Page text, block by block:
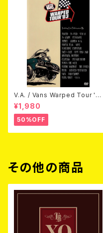
V.A. / Vans Warped Tour '0
3 (DVD)
¥1,980
50%OFF
その他の商品